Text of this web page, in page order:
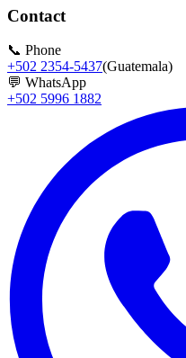
Contact
📞 Phone
+502 2354-5437(Guatemala)
💬 WhatsApp
+502 5996 1882